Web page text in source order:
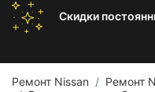
Скидки
Ремонт Nissan
Ремонт